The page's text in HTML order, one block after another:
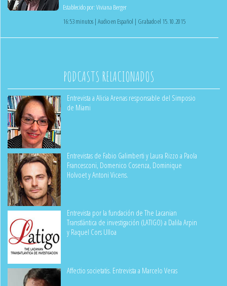
Establecido por:Viviana Berger
16:53 minutos | Audio en Español | Grabado el 15.10.2015
PODCASTS RELACIONADOS
Entrevista a Alicia Arenas responsable del Simposio
de Miami
Entrevistas de Fabio Galimberti y Laura Rizzo a Paola
Francesconi, Domenico Cosenza, Dominique
Holvoet y Antoni Vicens.
Entrevista por la fundación de The Lacanian
Transtlántica de investigación (LATIGO) a Dalila Arpin
y Raquel Cors Ulloa
Affectio societatis. Entrevista a Marcelo Veras